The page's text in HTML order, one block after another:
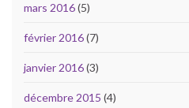
mars 2016(5)
février 2016(7)
janvier 2016(3)
décembre 2015 (4)